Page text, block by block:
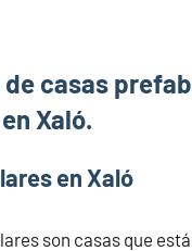
casas
Xaló.
en Xaló
son casas que